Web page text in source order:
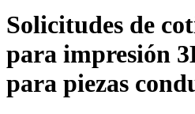
Solicitudes de
para impresión
para piezas